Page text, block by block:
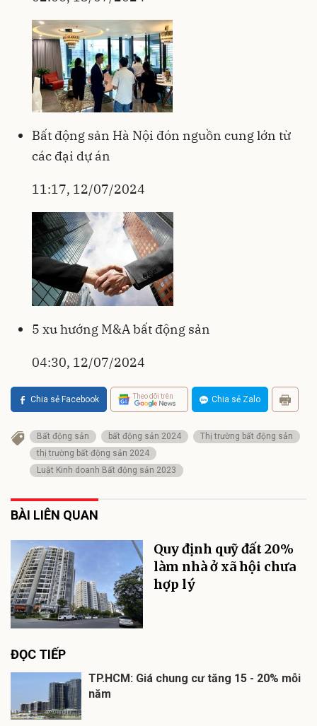
Bất động sản Hà Nội đón nguồn cung lớn từ
các đại dự án
11:17, 12/07/2024
5 xu hướng M&A bất động sản
04:30, 12/07/2024
Chia sẻ Facebook Theo dõi trên Chia sẻ Zalo
Bất động sản bất động sản 2024
Thị trường bất động sản
thị trường bất động sản 2024
Luật Kinh doanh Bất động sản 2023
BÀI LIÊN QUAN
Quy định quỹ đất 20%
làm nhà ở xã hội chưa
hợp lý
ĐỌC TIẾP
TP.HCM: Giá chung cư tăng 15 - 20% mỗi
năm